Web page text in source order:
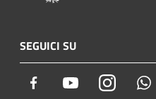
SEGUICI SU
Facebook YoutubeInstagram